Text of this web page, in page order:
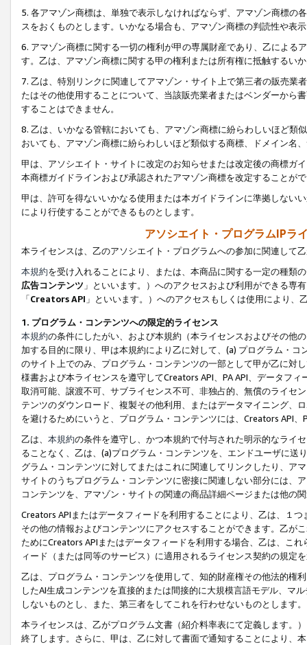
5. 各アマゾン商標は、単独で表示しなければならず、アマゾン商標
スをおくものとします。いかなる場合も、アマゾン商標の判読性や表
6. アマゾン商標に関する一切の権利が甲の専属財産であり、乙による
す。乙は、アマゾン商標に関する甲の権利または所有権に抵触するい
7. 乙は、特別リンクに関連してアマゾン・サイト上で第三者の販売
たはその他使用することについて、当該販売業者またはベンダーから
することはできません。
8. 乙は、いかなる管轄においても、アマゾン商標に紛らわしいほど類
おいても、アマゾン商標に紛らわしいほど類似する商標、ドメイン名
甲は、アソシエイト・サイトに改定のお知らせまたは改定後の商標ガ
本商標ガイドラインおよび承認されたアマゾン商標を改定することが
甲は、許可を得ないいかなる使用または本ガイドラインに準拠しない
により行使することができるものとします。
アソシエイト・プログラムIPラ
本ライセンスは、乙のアソシエイト・プログラムへの参加に関連して
本規約を受け入れることにより、または、本商品に関する一定の種類
広告コンテンツ 」といいます。）へのアクセスおよび利用ができる専
「Creators API 」といいます。）へのアクセスもしくは使用により
1. プログラム・コンテンツへの限定的ライセンス
本規約の条件にしたがい、および本規約（本ライセンスおよびその他
加する目的に限り、甲は本規約により乙に対して、(a) プログラム・
のサイト上でのみ、プログラム・コンテンツの一部として甲が乙に対
様書および本ライセンスを遵守してCreators API、PA API、データフ
取消可能、譲渡不可、サブライセンス不可、非独占的、無償のライセ
テンツのダウンロード、複製その他利用、またはデータマイニング、
を避けるためにいうと、プログラム・コンテンツには、Creators API
乙は、 本規約の条件を遵守し、かつ本規約で付与された明示的なライ
ることなく、乙は、(a)プログラム・コンテンツを、エンドユーザに
グラム・コンテンツに対してまたはこれに関連してリンクしたり、ア
サイトのうちプログラム・コンテンツに密接に関連しない部分には、
コンテンツを、アマゾン・サイトの関連の商品詳細ページまたは他の
Creators APIまたはデータフィードを利用することにより、乙は、１
その他の情報およびコンテンツにアクセスすることができます。乙が
ためにCreators APIまたはデータフィードを利用する場合、乙は、こ
ィード（または同等のサービス）に適用されるライセンス契約の規定
乙は、プログラム・コンテンツを使用して、知的財産権その他法的権
したAI生成コンテンツを直接的または間接的に大規模言語モデル、マ
しないものとし、また、第三者をしてこれを行わせないものとします。
本ライセンスは、乙がプログラム文書（紹介料率表にて定義します。
終了します。さらに、甲は、乙に対して書面で通知することにより、